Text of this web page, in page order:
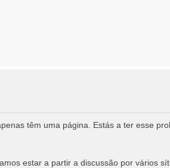
têm uma página. Estás a ter esse
estar a partir a discussão por vários